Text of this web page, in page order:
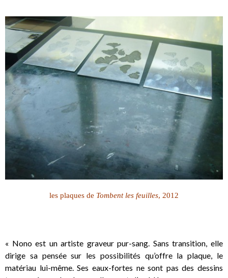
les plaques de Tombent les feuilles, 2012
« Nono est un artiste graveur pur-sang. Sans transition, elle
dirige sa pensée sur les possibilités qu’offre la plaque, le
matériau lui-même. Ses eaux-fortes ne sont pas des dessins